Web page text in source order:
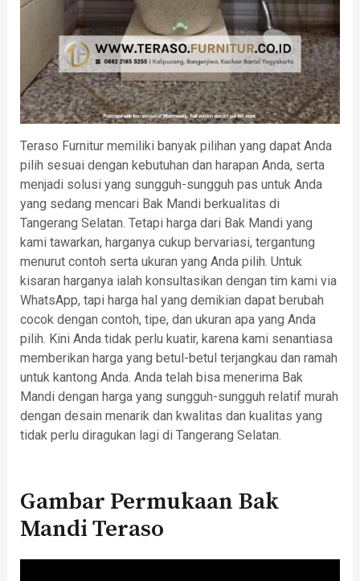
Teraso Furnitur memiliki banyak pilihan yang dapat Anda
pilih sesuai dengan kebutuhan dan harapan Anda, serta
menjadi solusi yang sungguh-sungguh pas untuk Anda
yang sedang mencari Bak Mandi berkualitas di
Tangerang Selatan. Tetapi harga dari Bak Mandi yang
kami tawarkan, harganya cukup bervariasi, tergantung
menurut contoh serta ukuran yang Anda pilih. Untuk
kisaran harganya ialah konsultasikan dengan tim kami via
WhatsApp, tapi harga hal yang demikian dapat berubah
cocok dengan contoh, tipe, dan ukuran apa yang Anda
pilih. Kini Anda tidak perlu kuatir, karena kami senantiasa
memberikan harga yang betul-betul terjangkau dan ramah
untuk kantong Anda. Anda telah bisa menerima Bak
Mandi dengan harga yang sungguh-sungguh relatif murah
dengan desain menarik dan kwalitas dan kualitas yang
tidak perlu diragukan lagi di Tangerang Selatan.
Gambar Permukaan Bak
Mandi Teraso